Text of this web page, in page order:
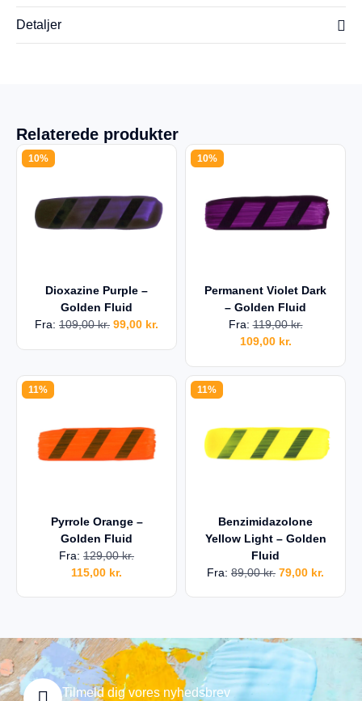
Detaljer
Relaterede produkter
10%
Dioxazine Purple –
Golden Fluid
Fra: 109,00kr. 99,00 kr.
10%
Permanent Violet Dark
– Golden Fluid
Fra:119,00kr.
109,00 kr.
11%
Pyrrole Orange –
Golden Fluid
Fra: 129,00kr.
115,00 kr.
11%
Benzimidazolone
Yellow Light – Golden
Fluid
Fra: 89,00kr. 79,00 kr.
Tilmeld dig vores nyhedsbrev